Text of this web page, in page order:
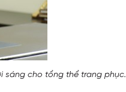
sáng cho tổng thể trang phục.